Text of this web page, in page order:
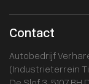
Contact
Autobedrijf
(Industrieterrein